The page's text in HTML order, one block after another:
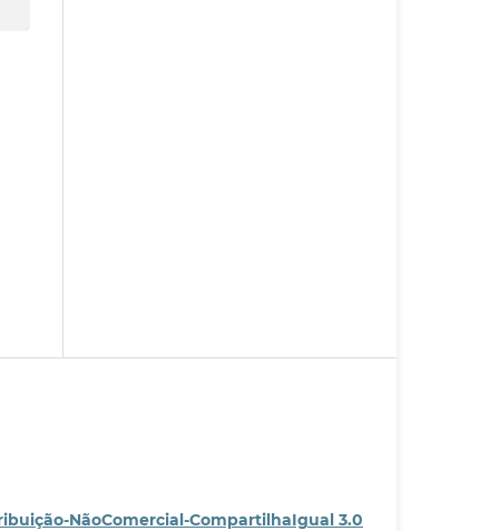
NãoComercial-CompartilhaIgual 3.0